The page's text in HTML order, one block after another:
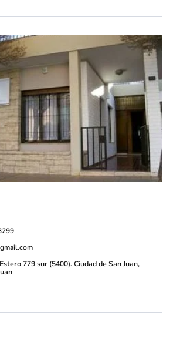
779 sur (5400). Ciudad de San Juan,